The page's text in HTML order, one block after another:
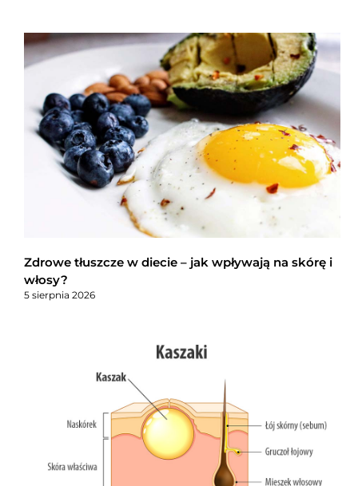
Zdrowe tłuszcze w diecie – jak wpływają na skórę i
włosy?
5 sierpnia 2026